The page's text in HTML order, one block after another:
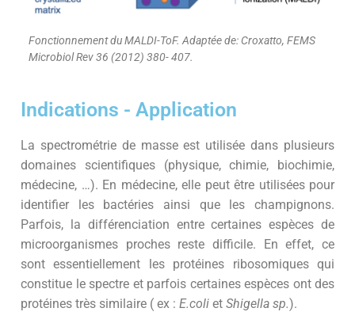
Fonctionnement du MALDI-ToF. Adaptée de: Croxatto, FEMS
Microbiol Rev 36 (2012) 380- 407.
Indications - Application
La spectrométrie de masse est utilisée dans plusieurs
domaines scientifiques (physique, chimie, biochimie,
médecine, …). En médecine, elle peut être utilisées pour
identifier les bactéries ainsi que les champignons.
Parfois, la différenciation entre certaines espèces de
microorganismes proches reste difficile. En effet, ce
sont essentiellement les protéines ribosomiques qui
constitue le spectre et parfois certaines espèces ont des
protéines très similaire ( ex : E.coli et Shigella sp.).